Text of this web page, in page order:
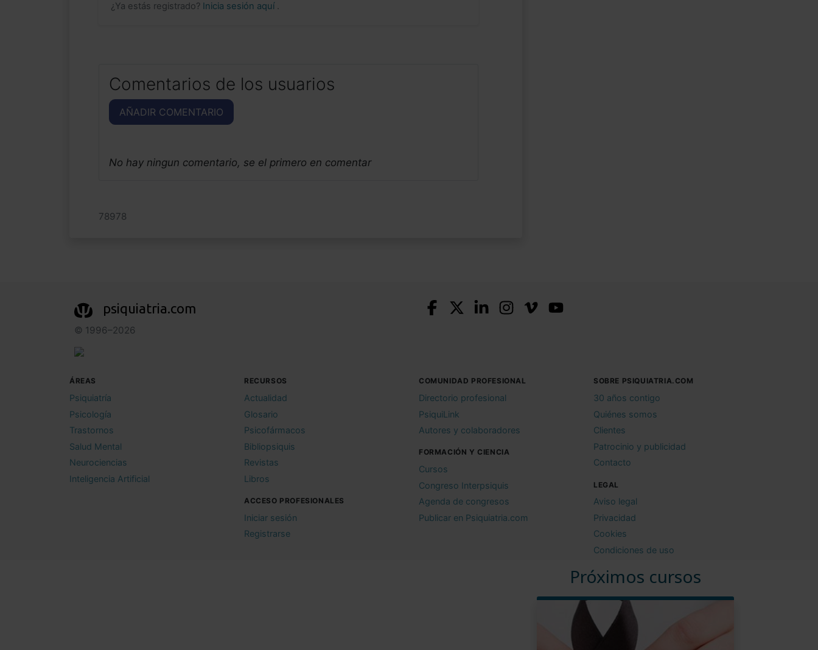
¿Ya estás registrado? Inicia sesión aquí .
Comentarios de los usuarios
AÑADIR COMENTARIO
No hay ningun comentario, se el primero en comentar
78978
Próximos cursos
psiquiatria.com
© 1996–2026
ÁREAS
Psiquiatría
Psicología
Trastornos
Salud Mental
Neurociencias
Inteligencia Artificial
RECURSOS
Actualidad
Glosario
Psicofármacos
Bibliopsiquis
Revistas
Libros
ACCESO PROFESIONALES
Iniciar sesión
Registrarse
COMUNIDAD PROFESIONAL
Directorio profesional
PsiquiLink
Autores y colaboradores
FORMACIÓN Y CIENCIA
Cursos
Congreso Interpsiquis
Agenda de congresos
Publicar en Psiquiatria.com
SOBRE PSIQUIATRIA.COM
30 años contigo
Quiénes somos
Clientes
Patrocinio y publicidad
Contacto
LEGAL
Aviso legal
Privacidad
Cookies
Condiciones de uso